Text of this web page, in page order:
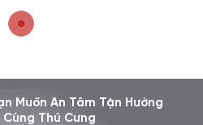
Muốn An Tâm Tận Hưởng
Cùng Thú Cưng